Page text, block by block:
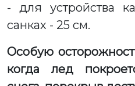
- для устройства
санках - 25 см.
Особую
когда лед